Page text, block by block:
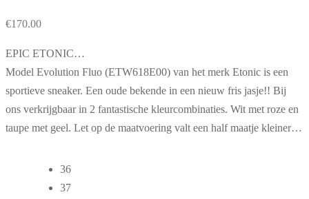
€170.00
EPIC ETONIC…
Model Evolution Fluo (ETW618E00) van het merk Etonic is een
sportieve sneaker. Een oude bekende in een nieuw fris jasje!! Bij
ons verkrijgbaar in 2 fantastische kleurcombinaties. Wit met roze en
taupe met geel. Let op de maatvoering valt een half maatje kleiner…
36
37